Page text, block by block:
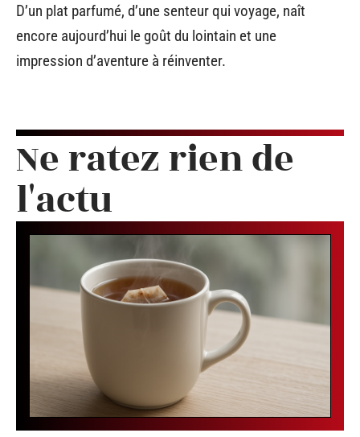
D’un plat parfumé, d’une senteur qui voyage, naît
encore aujourd’hui le goût du lointain et une
impression d’aventure à réinventer.
Ne ratez rien de
l'actu